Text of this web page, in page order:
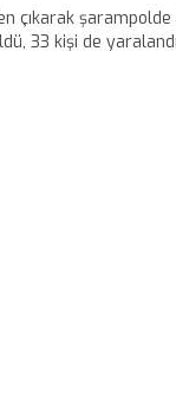
çıkarak
33 kişi de